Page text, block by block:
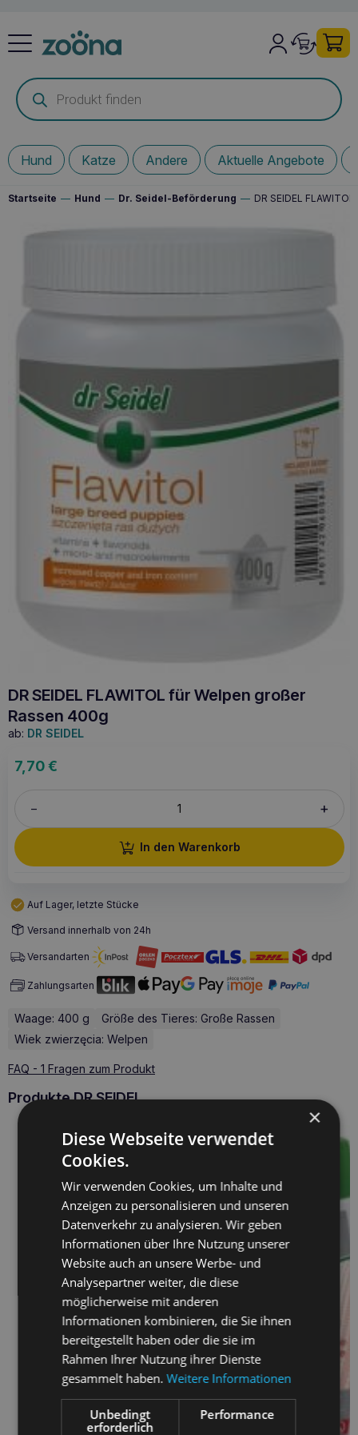
Products
search
Hund Katze Andere Aktuelle Angebote
Startseite — Hund — Dr. Seidel-Beförderung — DR SEIDEL
DR SEIDEL FLAWITOL für Welpen großer
Rassen 400g
ab: DR SEIDEL
7,70€
– +
In den Warenkorb
Auf Lager, letzte Stücke
Versand innerhalb von 24h
Versandarten
Zahlungsarten
Waage: 400 g
Größe des Tieres: Große Rassen
Wiek zwierzęcia: Welpen
FAQ - 1 Fragen zum Produkt
Produkte DR SEIDEL
×
Diese Webseite verwendet
Cookies.
Wir verwenden Cookies, um Inhalte und
Anzeigen zu personalisieren und unseren
Datenverkehr zu analysieren. Wir geben
Informationen über Ihre Nutzung unserer
Website auch an unsere Werbe- und
Analysepartner weiter, die diese
möglicherweise mit anderen
Informationen kombinieren, die Sie ihnen
bereitgestellt haben oder die sie im
Rahmen Ihrer Nutzung ihrer Dienste
gesammelt haben.Weitere Informationen
Unbedingt
erforderlich
Performance